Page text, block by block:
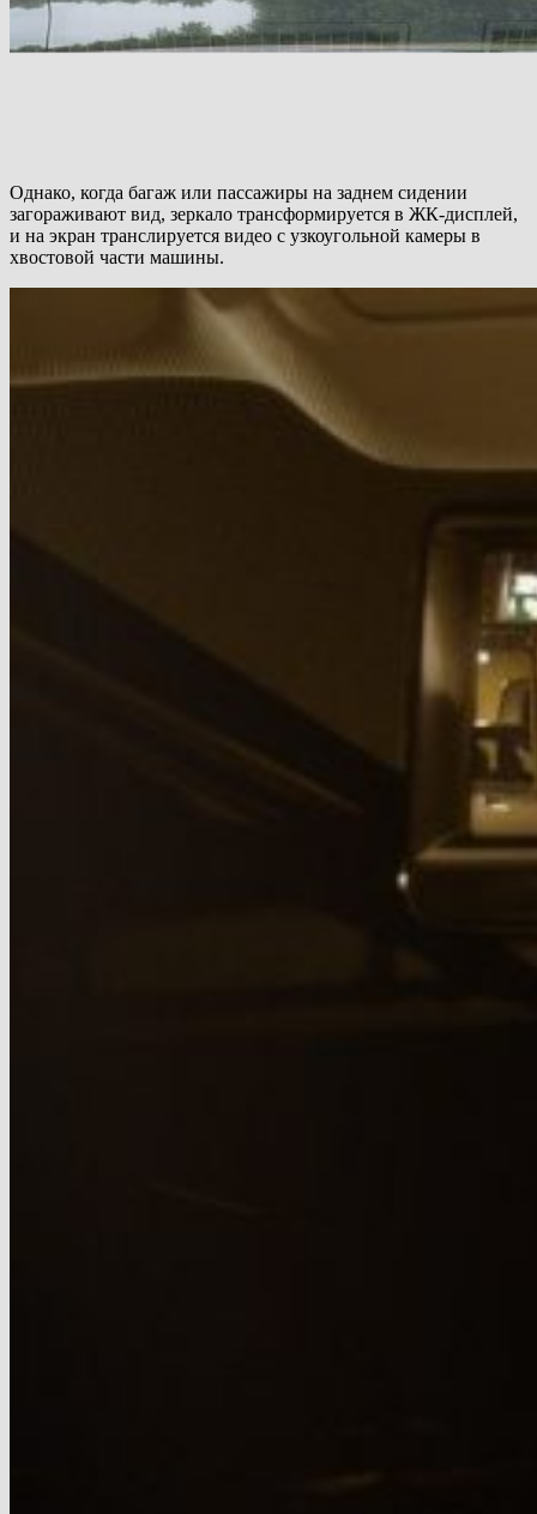
Однако, когда багаж или пассажиры на заднем сидении
загораживают вид, зеркало трансформируется в ЖК-дисплей,
и на экран транслируется видео с узкоугольной камеры в
хвостовой части машины.